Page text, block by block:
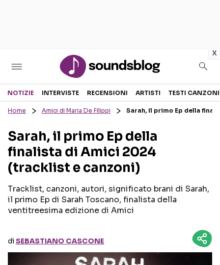
x
Sezioni
RECENSIONI MUSICALI
INTERVISTE
GOSSIP E CURIOSITÀ
TESTI CANZONI
TOUR ED EVENTI
TALENT SHOW
Seguici sui social
NOTIZIE INTERVISTE RECENSIONI ARTISTI TESTI CANZONI
Home Amici di Maria De Filippi Sarah, il primo Ep della
Sarah, il primo Ep della
finalista di Amici 2024
(tracklist e canzoni)
Tracklist, canzoni, autori, significato brani di Sarah,
il primo Ep di Sarah Toscano, finalista della
ventitreesima edizione di Amici
diSEBASTIANO CASCONE